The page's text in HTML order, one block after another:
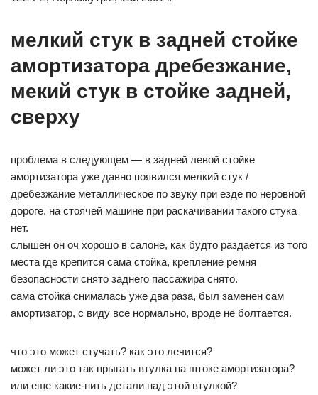
мелкий стук в задней стойке
амортизатора дребезжание,
мекий стук в стойке задней,
сверху
проблема в следующем — в задней левой стойке
амортизатора уже давно появился мелкий стук /
дребезжание металлическое по звуку при езде по неровной
дороге. на стоячей машине при раскачивании такого стука
нет.
слышен он оч хорошо в салоне, как будто раздается из того
места где крепится сама стойка, крепление ремня
безопасности снято заднего пассажира снято.
сама стойка снималась уже два раза, был заменен сам
амортизатор, с виду все нормально, вроде не болтается.
что это может стучать? как это лечится?
может ли это так прыгать втулка на штоке амортизатора?
или еще какие-нить детали над этой втулкой?